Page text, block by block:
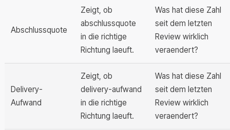
Abschlussquote
Zeigt, ob
abschlussquote
in die richtige
Richtung laeuft.
Was hat diese Zahl
seit dem letzten
Review wirklich
veraendert?
Delivery-
Aufwand
Zeigt, ob
delivery-aufwand
in die richtige
Richtung laeuft.
Was hat diese Zahl
seit dem letzten
Review wirklich
veraendert?